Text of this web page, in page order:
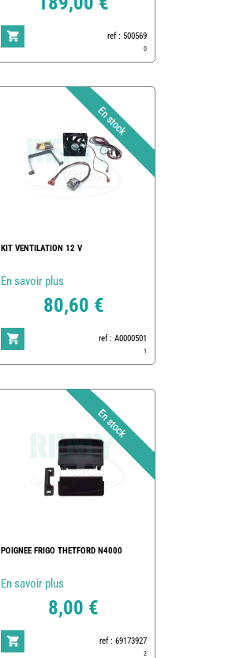
ref : 500569
0
KIT VENTILATION 12 V
En savoir plus
80,60 €
ref : A0000501
1
POIGNEE FRIGO THETFORD N4000
En savoir plus
8,00 €
ref : 69173927
2